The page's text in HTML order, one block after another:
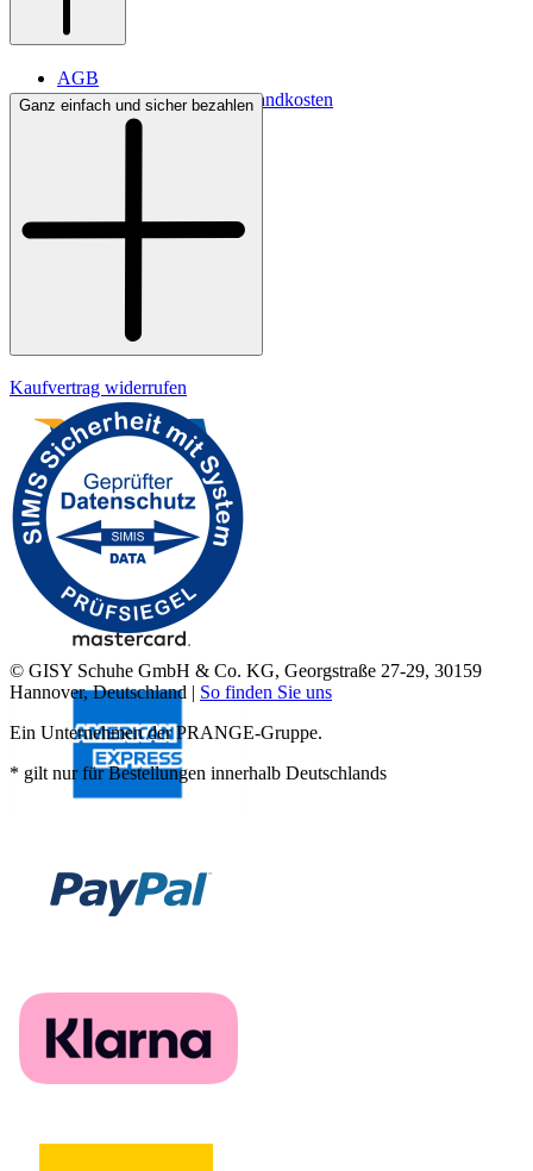
AGB
Lieferbedingungen & Versandkosten
Bezahlung
Ganz einfach und sicher bezahlen
Kaufvertrag widerrufen
© GISY Schuhe GmbH & Co. KG, Georgstraße 27-29, 30159
Hannover, Deutschland | So finden Sie uns
Ein Unternehmen der PRANGE-Gruppe.
* gilt nur für Bestellungen innerhalb Deutschlands